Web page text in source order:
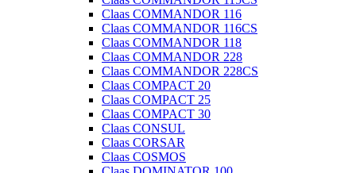
Claas COMMANDOR 116
Claas COMMANDOR 116CS
Claas COMMANDOR 118
Claas COMMANDOR 228
Claas COMMANDOR 228CS
Claas COMPACT 20
Claas COMPACT 25
Claas COMPACT 30
Claas CONSUL
Claas CORSAR
Claas COSMOS